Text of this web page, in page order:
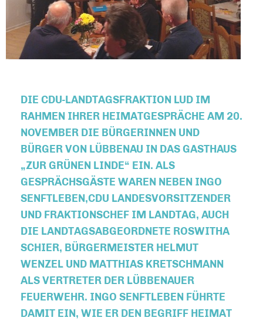
DIE CDU-LANDTAGSFRAKTION LUD IM
RAHMEN IHRER HEIMATGESPRÄCHE AM 20.
NOVEMBER DIE BÜRGERINNEN UND
BÜRGER VON LÜBBENAU IN DAS GASTHAUS
ZUR GRÜNEN LINDE“ EIN. ALS
GESPRÄCHSGÄSTE WAREN NEBEN INGO
SENFTLEBEN,CDU LANDESVORSITZENDER
UND FRAKTIONSCHEF IM LANDTAG, AUCH
DIE LANDTAGSABGEORDNETE ROSWITHA
SCHIER, BÜRGERMEISTER HELMUT
WENZEL UND MATTHIAS KRETSCHMANN
ALS VERTRETER DER LÜBBENAUER
FEUERWEHR. INGO SENFTLEBEN FÜHRTE
DAMIT EIN, WIE ER DEN BEGRIFF HEIMAT